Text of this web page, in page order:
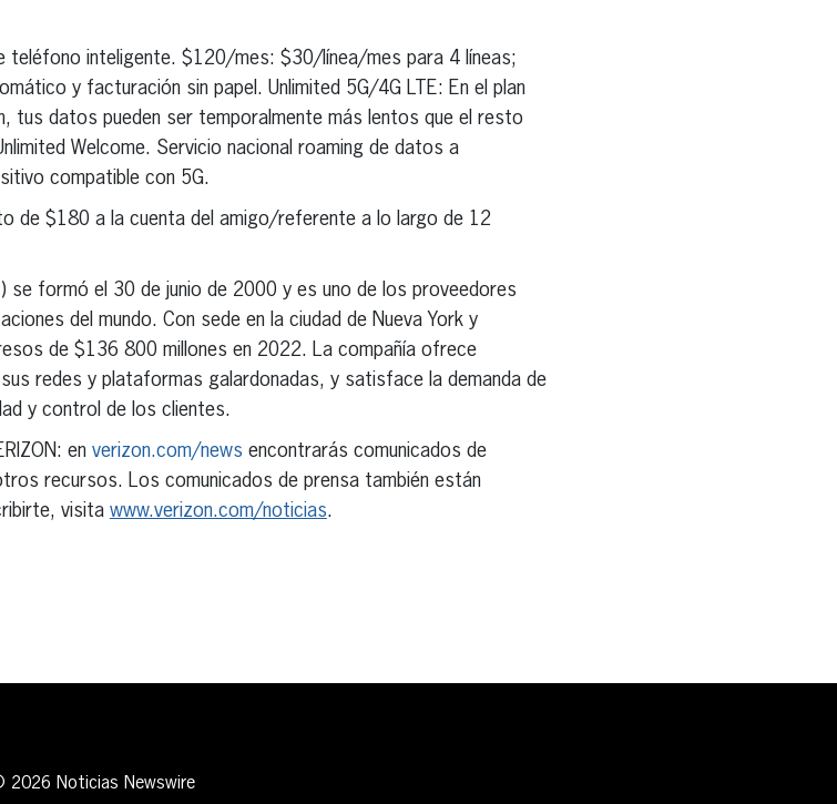
teléfono inteligente. $120/mes: $30/línea/mes para 4 líneas;
y facturación sin papel. Unlimited 5G/4G LTE: En el plan
tus datos pueden ser temporalmente más lentos que el resto
Welcome. Servicio nacional roaming de datos a
compatible con 5G.
de $180 a la cuenta del amigo/referente a lo largo de 12
se formó el 30 de junio de 2000 y es uno de los proveedores
del mundo. Con sede en la ciudad de Nueva York y
de $136 800 millones en 2022. La compañía ofrece
redes y plataformas galardonadas, y satisface la demanda de
y control de los clientes.
en verizon.com/news encontrarás comunicados de
recursos. Los comunicados de prensa también están
visita www.verizon.com/noticias.
2026 Noticias Newswire